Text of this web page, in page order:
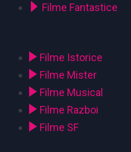
Filme Fantastice
Filme Istorice
Filme Mister
Filme Musical
Filme Razboi
Filme SF